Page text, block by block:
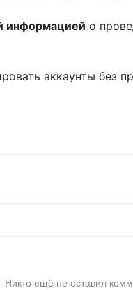
информацией о
аккаунты без
Никто ещё не оставил